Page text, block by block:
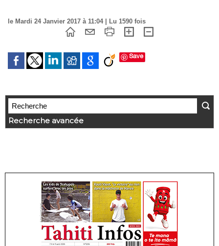
le Mardi 24 Janvier 2017 à 11:04 | Lu 1590 fois
Save
Recherche avancée